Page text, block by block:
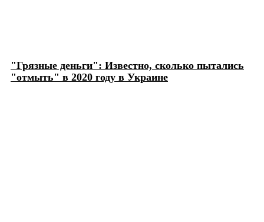
"Грязные деньги": Известно, сколько пытались
"отмыть" в 2020 году в Украине